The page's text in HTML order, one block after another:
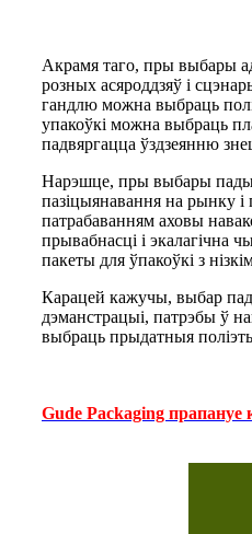
Акрамя таго, пры выбары
розных асяроддзяў і
гандлю можна выбраць
упакоўкі можна выбраць
падвяргацца ўздзеянню
Нарэшце, пры выбары
пазіцыянавання на рынку і
патрабаванням аховы
прывабнасці і экалагічна
пакеты для ўпакоўкі з
Карацей кажучы, выбар
дэманстрацыі, патрэбы ў
выбраць прыдатныя
Gude Packaging